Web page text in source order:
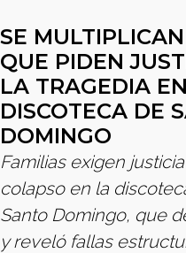
SE
QUE PIDEN
LA TRAGEDIA EN
DISCOTECA DE
DOMINGO
Familias exigen
colapso en la
Santo Domingo, que
y reveló fallas